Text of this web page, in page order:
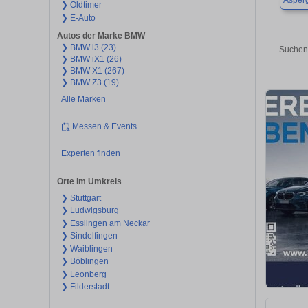
❯ Oldtimer
❯ E-Auto
Autos der Marke BMW
❯ BMW i3 (23)
❯ BMW iX1 (26)
❯ BMW X1 (267)
❯ BMW Z3 (19)
Alle Marken
Messen & Events
Experten finden
Orte im Umkreis
❯ Stuttgart
❯ Ludwigsburg
❯ Esslingen am Neckar
❯ Sindelfingen
❯ Waiblingen
❯ Böblingen
❯ Leonberg
❯ Filderstadt